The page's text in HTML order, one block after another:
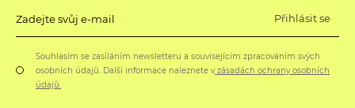
Zadejte svůj e-mail Přihlásit se
Souhlasím se zasíláním newsletteru a souvisejícím zpracováním svých
osobních údajů. Další informace naleznete vzásadách ochrany osobních
údajů.